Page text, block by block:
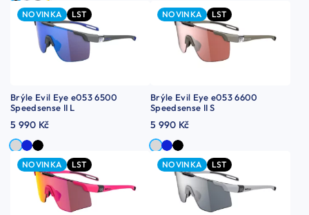
NOVINKA LST
Brýle Evil Eye e053 6500
Speedsense II L
5 990 Kč
NOVINKA LST
Brýle Evil Eye e053 6600
Speedsense II S
5 990 Kč
NOVINKA LST NOVINKA LST